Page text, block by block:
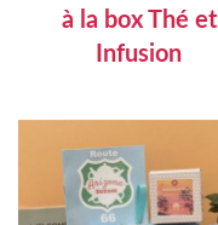
à la box Thé et
Infusion